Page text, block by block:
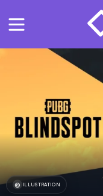
ILLUSTRATION